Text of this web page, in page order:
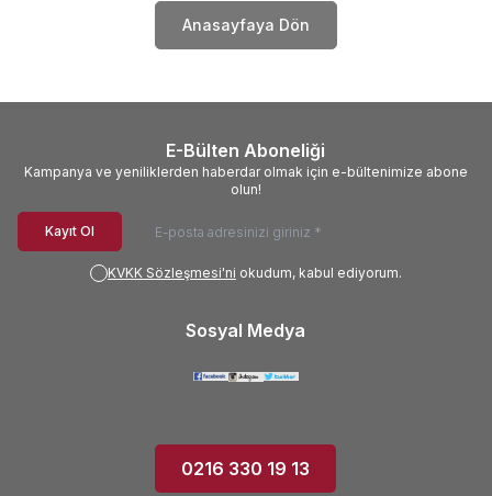
Anasayfaya Dön
E-Bülten Aboneliği
Kampanya ve yeniliklerden haberdar olmak için e-bültenimize abone
olun!
Kayıt Ol
KVKK Sözleşmesi'ni okudum, kabul ediyorum.
Sosyal Medya
0216 330 19 13